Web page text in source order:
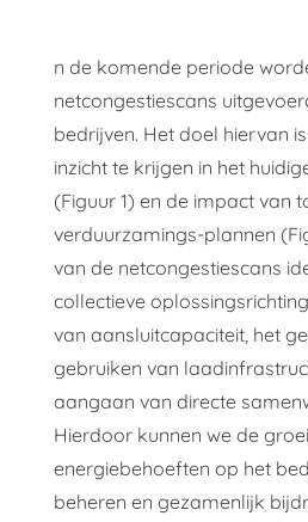
n de komende periode
netcongestiescans
bedrijven. Het doel hiervan
inzicht te krijgen in het
(Figuur 1) en de impact van
verduurzamings-plannen
van de netcongestiescans
collectieve
van aansluitcapaciteit, het
gebruiken van
aangaan van directe
Hierdoor kunnen we de
energiebehoeften op het
beheren en gezamenlijk